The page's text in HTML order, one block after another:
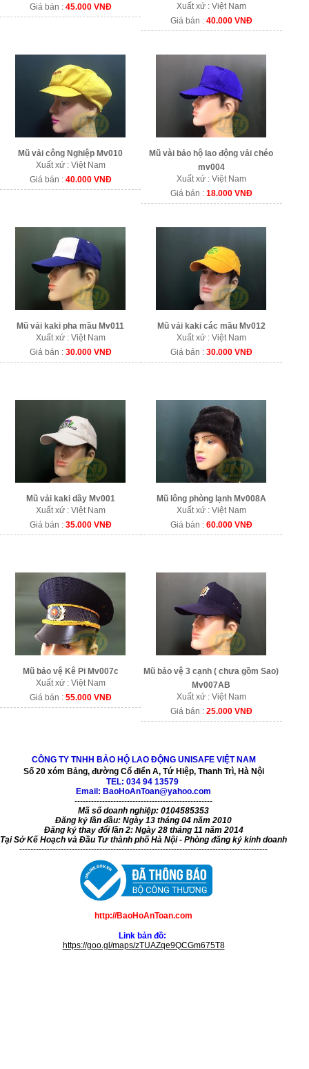
Giá bán : 45.000 VNĐ
Xuất xứ : Việt Nam
Giá bán : 40.000 VNĐ
Mũ vải công Nghiệp Mv010
Xuất xứ : Việt Nam
Giá bán : 40.000 VNĐ
Mũ vài bảo hộ lao động vải chéo
mv004
Xuất xứ : Việt Nam
Giá bán : 18.000 VNĐ
Mũ vải kaki pha mầu Mv011
Xuất xứ : Việt Nam
Giá bán : 30.000 VNĐ
Mũ vải kaki các mầu Mv012
Xuất xứ : Việt Nam
Giá bán : 30.000 VNĐ
Mũ vải kaki dầy Mv001
Xuất xứ : Việt Nam
Giá bán : 35.000 VNĐ
Mũ lông phòng lạnh Mv008A
Xuất xứ : Việt Nam
Giá bán : 60.000 VNĐ
Mũ bảo vệ Kê Pi Mv007c
Xuất xứ : Việt Nam
Giá bán : 55.000 VNĐ
Mũ bảo vệ 3 cạnh ( chưa gồm Sao)
Mv007AB
Xuất xứ : Việt Nam
Giá bán : 25.000 VNĐ
CÔNG TY TNHH BẢO HỘ LAO ĐỘNG UNISAFE VIỆT NAM
Số 20 xóm Bảng, đường Cổ điển A, Tứ Hiệp, Thanh Trì, Hà Nội
TEL: 034 94 13579
Email: BaoHoAnToan@yahoo.com
--------------------------------------------------
Mã số doanh nghiệp: 0104585353
Đăng ký lần đầu: Ngày 13 tháng 04 năm 2010
Đăng ký thay đổi lần 2: Ngày 28 tháng 11 năm 2014
Tại Sở Kế Hoạch và Đầu Tư thành phố Hà Nội - Phòng đăng ký kinh doanh
------------------------------------------------------------------------------------------
http://BaoHoAnToan.com
Link bản đồ:
https://goo.gl/maps/zTUAZqe9QCGm675T8